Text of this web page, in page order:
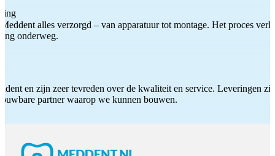
alles verzorgd – van apparatuur tot montage. Het proces
onderweg.
en zijn zeer tevreden over de kwaliteit en service. Leveringen
partner waarop we kunnen bouwen.